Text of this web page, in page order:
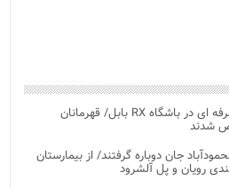
رقابت نفسگیر ۲۰ ورزشکار حرفه ای در باشگاه RX بابل/ قهرمانان
شدند
جان دوباره گرفتند/ از بیمارستان
رویان و پل آلشرود